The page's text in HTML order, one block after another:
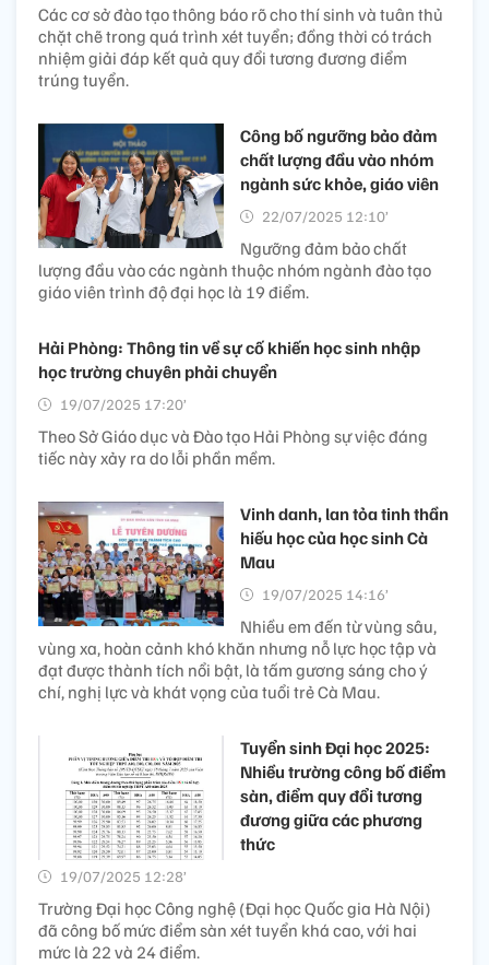
Các cơ sở đào tạo thông báo rõ cho thí sinh và tuân thủ
chặt chẽ trong quá trình xét tuyển; đồng thời có trách
nhiệm giải đáp kết quả quy đổi tương đương điểm
trúng tuyển.
Công bố ngưỡng bảo đảm
chất lượng đầu vào nhóm
ngành sức khỏe, giáo viên
22/07/2025 12:10’
Ngưỡng đảm bảo chất
lượng đầu vào các ngành thuộc nhóm ngành đào tạo
giáo viên trình độ đại học là 19 điểm.
Hải Phòng: Thông tin về sự cố khiến học sinh nhập
học trường chuyên phải chuyển
19/07/2025 17:20’
Theo Sở Giáo dục và Đào tạo Hải Phòng sự việc đáng
tiếc này xảy ra do lỗi phần mềm.
Vinh danh, lan tỏa tinh thần
hiếu học của học sinh Cà
Mau
19/07/2025 14:16’
Nhiều em đến từ vùng sâu,
vùng xa, hoàn cảnh khó khăn nhưng nỗ lực học tập và
đạt được thành tích nổi bật, là tấm gương sáng cho ý
chí, nghị lực và khát vọng của tuổi trẻ Cà Mau.
Tuyển sinh Đại học 2025:
Nhiều trường công bố điểm
sàn, điểm quy đổi tương
đương giữa các phương
thức
19/07/2025 12:28’
Trường Đại học Công nghệ (Đại học Quốc gia Hà Nội)
đã công bố mức điểm sàn xét tuyển khá cao, với hai
mức là 22 và 24 điểm.